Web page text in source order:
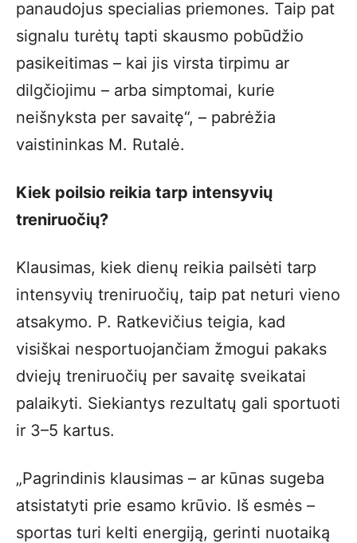
panaudojus specialias priemones. Taip pat
signalu turėtų tapti skausmo pobūdžio
pasikeitimas – kai jis virsta tirpimu ar
dilgčiojimu – arba simptomai, kurie
neišnyksta per savaitę“, – pabrėžia
vaistininkas M. Rutalė.
Kiek poilsio reikia tarp intensyvių
treniruočių?
Klausimas, kiek dienų reikia pailsėti tarp
intensyvių treniruočių, taip pat neturi vieno
atsakymo. P. Ratkevičius teigia, kad
visiškai nesportuojančiam žmogui pakaks
dviejų treniruočių per savaitę sveikatai
palaikyti. Siekiantys rezultatų gali sportuoti
ir 3–5 kartus.
„Pagrindinis klausimas – ar kūnas sugeba
atsistatyti prie esamo krūvio. Iš esmės –
sportas turi kelti energiją, gerinti nuotaiką